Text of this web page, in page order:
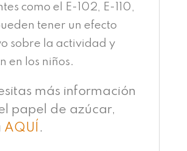
como el E-102, E-110,
tener un efecto
sobre la actividad y
en los niños.
más información
papel de azúcar,
AQUÍ .